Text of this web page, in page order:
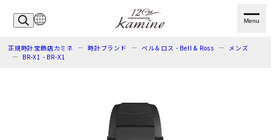
Menu
正規時計宝飾店カミネ 時計ブランド ベル＆ロス - Bell & Ross
メンズ
BR-X1 - BR-X1